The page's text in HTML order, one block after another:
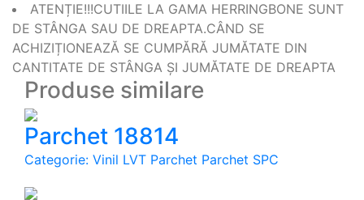
ATENȚIE!!!CUTIILE LA GAMA HERRINGBONE SUNT
DE STÂNGA SAU DE DREAPTA.CÂND SE
ACHIZIȚIONEAZĂ SE CUMPĂRĂ JUMĂTATE DIN
CANTITATE DE STÂNGA ȘI JUMĂTATE DE DREAPTA
Produse similare
Parchet 18814
Categorie: Vinil LVT Parchet Parchet SPC